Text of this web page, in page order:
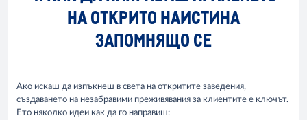
НА ОТКРИТО НАИСТИНА
ЗАПОМНЯЩО СЕ
Ако искаш да изпъкнеш в света на откритите заведения,
създаването на незабравими преживявания за клиентите е ключът.
Ето няколко идеи как да го направиш: